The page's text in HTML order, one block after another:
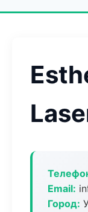
Email:
Город: